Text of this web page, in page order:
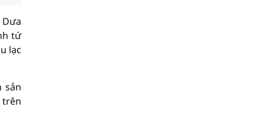
tứ
lạc
sản
trên